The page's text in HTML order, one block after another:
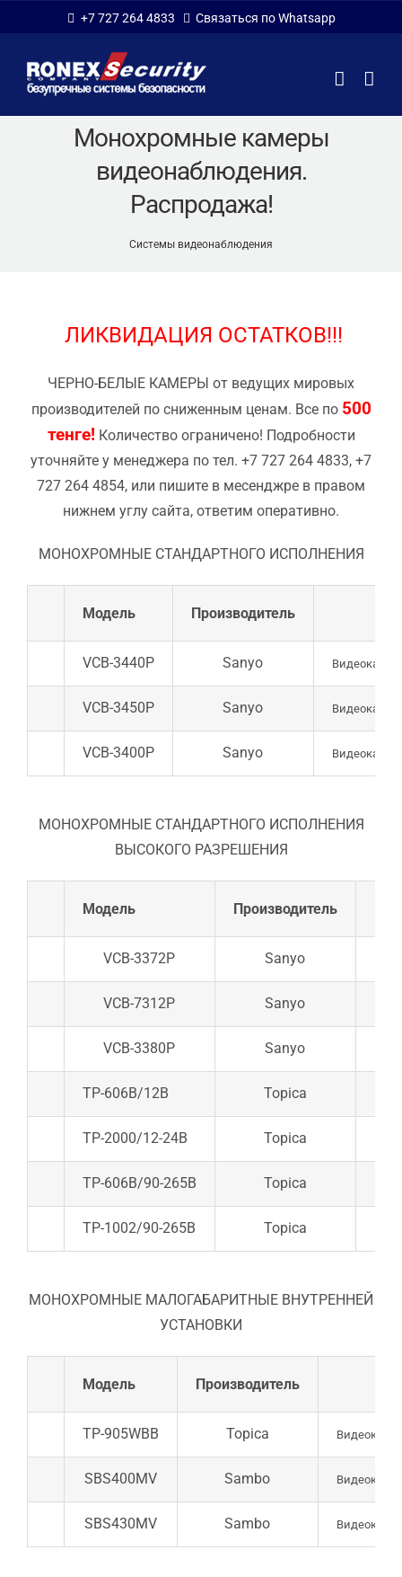
content
+7 727 264 4833 Связаться по Whatsapp
Монохромные камеры
видеонаблюдения.
Распродажа!
Системы видеонаблюдения
ЛИКВИДАЦИЯ ОСТАТКОВ!!!
ЧЕРНО-БЕЛЫЕ КАМЕРЫ от ведущих мировых
производителей по сниженным ценам. Все по 500
тенге!Количество ограничено! Подробности
уточняйте у менеджера по тел. +7 727 264 4833, +7
727 264 4854, или пишите в месенджре в правом
нижнем углу сайта, ответим оперативно.
​МОНОХРОМНЫЕ СТАНДАРТНОГО ИСПОЛНЕНИЯ
Модель Производитель
VCB-3440P Sanyo
VCB-3450P Sanyo
VCB-3400P Sanyo
​МОНОХРОМНЫЕ СТАНДАРТНОГО ИСПОЛНЕНИЯ
ВЫСОКОГО РАЗРЕШЕНИЯ
Модель Производитель
VCB-3372P Sanyo
VCB-7312P Sanyo
VCB-3380P Sanyo
ТР-606В/12В Topica
ТР-2000/12-24В Topica
ТР-606В/90-265В Topica
ТР-1002/90-265В Topica
​МОНОХРОМНЫЕ МАЛОГАБАРИТНЫЕ ВНУТРЕННЕЙ
УСТАНОВКИ
Модель Производитель
TP-905WBB Topica
SBS400MV Sambo
SBS430MV Sambo